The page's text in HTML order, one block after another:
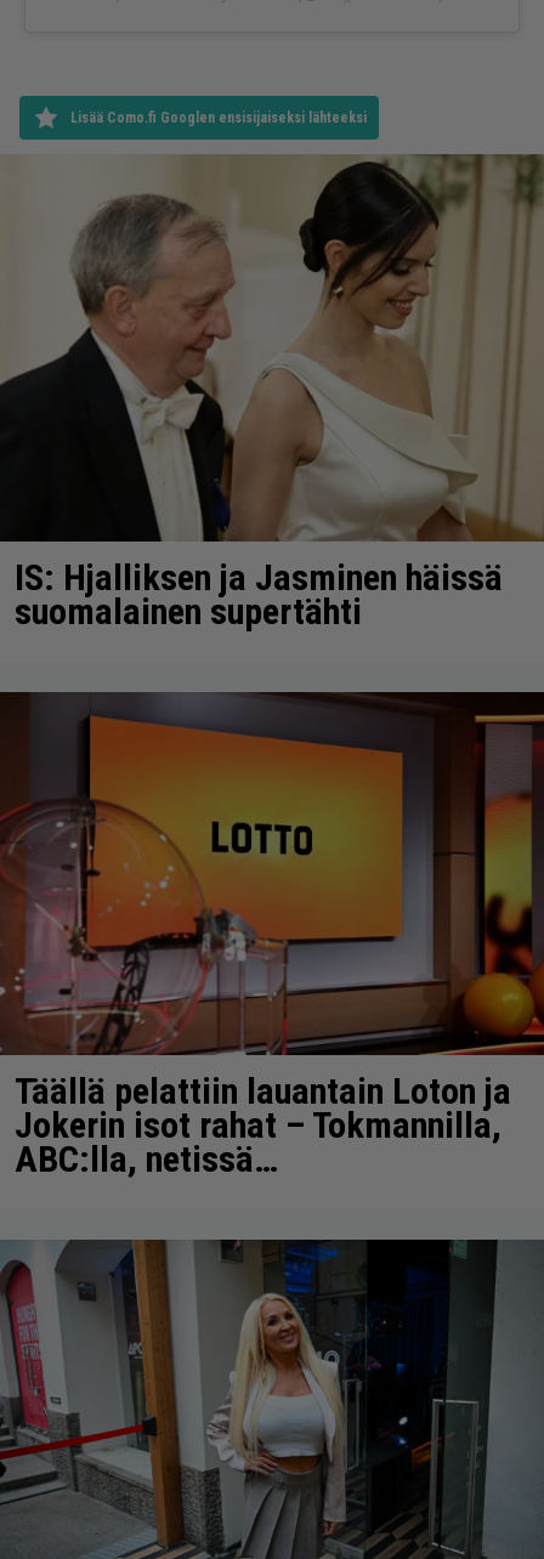
Lisää Como.fi Googlen ensisijaiseksi lähteeksi
IS: Hjalliksen ja Jasminen häissä
suomalainen supertähti
Täällä pelattiin lauantain Loton ja
Jokerin isot rahat – Tokmannilla,
ABC:lla, netissä…